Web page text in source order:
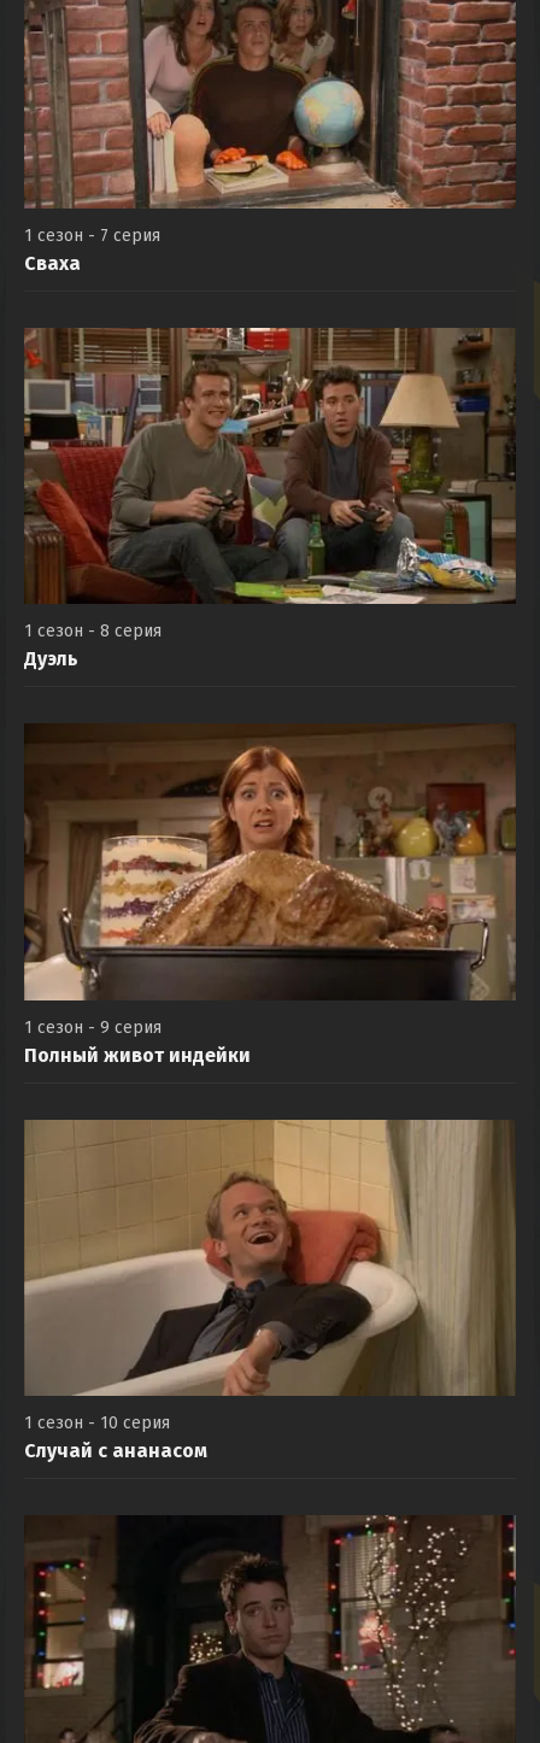
1 сезон - 7 серия
Сваха
1 сезон - 8 серия
Дуэль
1 сезон - 9 серия
Полный живот индейки
1 сезон - 10 серия
Случай с ананасом